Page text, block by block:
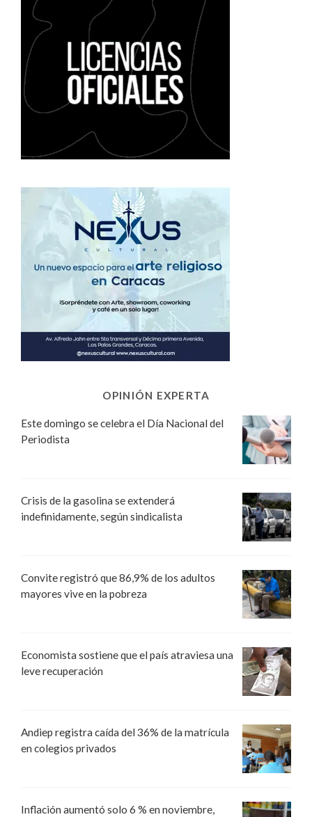
OPINIÓN EXPERTA
Este domingo se celebra el Día Nacional del
Periodista
Crisis de la gasolina se extenderá
indefinidamente, según sindicalista
Convite registró que 86,9% de los adultos
mayores vive en la pobreza
Economista sostiene que el país atraviesa una
leve recuperación
Andiep registra caída del 36% de la matrícula
en colegios privados
Inflación aumentó solo 6 % en noviembre,